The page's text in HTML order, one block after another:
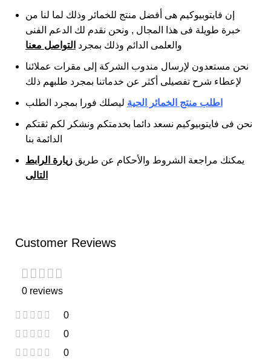
إن فايتوبيوكيم هى أفضل منتج للخمائر وذلك لما لنا من
خبرة طويلة فى هذا المجال , ونحن نقدم لك الدعم الفنى
والعلمى الدائم وذلك بمجرد التواصل معنا
نحن مستعدون لإرسال مندوب الشركة إلى مقرات عملائنا
لإعطاء شرح تفصيلى أكثر عن خدماتنا بمجرد طلبهم ذلك
اطلب منتج الخمائر الحية ليصلك فورا بمجرد الطلب
نحن فى فايتوبيوكيم نسعد دائما بخدمتكم ونشكر لكم ثقتكم
الدائمة بنا
يمكنك مراجعة الشروط والأحكام عن طريق زيارة الرابط
التالى
Customer Reviews
0 reviews
0
0
0